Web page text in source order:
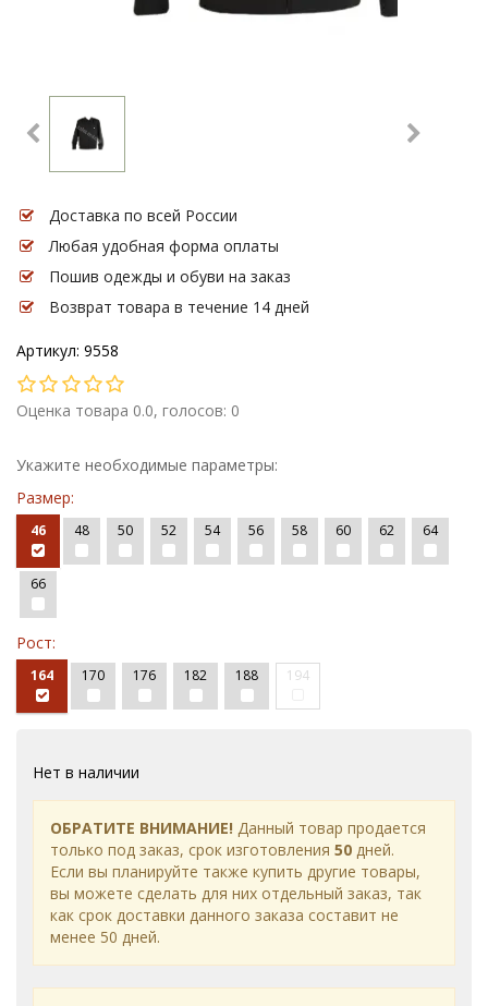
Доставка по всей России
Любая удобная форма оплаты
Пошив одежды и обуви на заказ
Возврат товара в течение 14 дней
Артикул: 9558
Оценка товара 0.0, голосов: 0
Укажите необходимые параметры:
Размер:
46 48 50 52 54 56 58 60 62 64
66
Рост:
164 170 176 182 188 194
Нет в наличии
ОБРАТИТЕ ВНИМАНИЕ! Данный товар продается
только под заказ, срок изготовления 50 дней.
Если вы планируйте также купить другие товары,
вы можете сделать для них отдельный заказ, так
как срок доставки данного заказа составит не
менее 50 дней.